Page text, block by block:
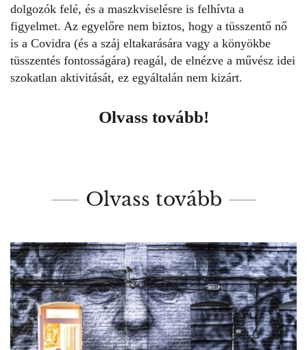
dolgozók felé, és a maszkviselésre is felhívta a
figyelmet. Az egyelőre nem biztos, hogy a tüsszentő nő
is a Covidra (és a száj eltakarására vagy a könyökbe
tüsszentés fontosságára) reagál, de elnézve a művész idei
szokatlan aktivitását, ez egyáltalán nem kizárt.
Olvass tovább!
Olvass tovább